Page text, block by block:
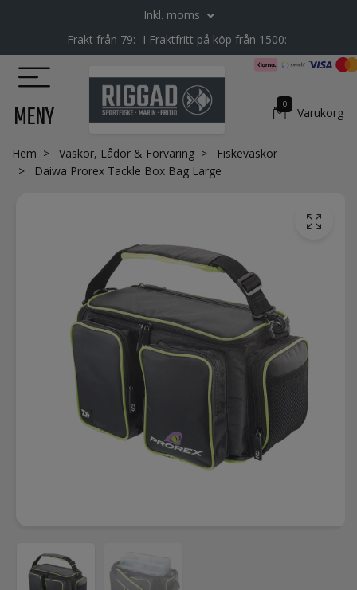
Inkl. moms
Frakt från 79:- I Fraktfritt på köp från 1500:-
MENY 0
Varukorg
Hem Väskor, Lådor & Förvaring
Fiskeväskor
Daiwa Prorex Tackle Box Bag Large